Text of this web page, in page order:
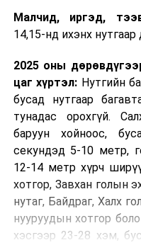
Малчид, иргэд,
14,15-нд ихэнх нутгаар
2025 оны
цаг хүртэл: Нутгийн
бусад нутгаар
тунадас орохгүй.
баруун хойноос,
секундэд 5-10 метр,
12-14 метр хүрч
хотгор, Завхан голын
нутаг, Байдраг, Халх
нууруудын хотгор
хэсгээр 23-28 хэм,